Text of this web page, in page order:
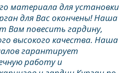
материала для установки
для Вас окончены! Наша
Вам повесить гардину,
высокого качества. Наша
гарантирует
работу и